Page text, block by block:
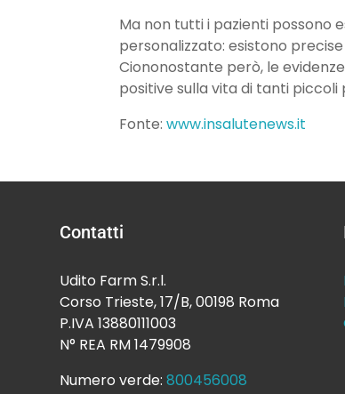
Ma non tutti i pazienti
personalizzato: esistono
Ciononostante però, le
positive sulla vita di tanti piccoli
Fonte:www.insalutenews.it
Contatti
Udito Farm S.r.l.
Corso Trieste, 17/B, 00198 Roma
P.IVA 13880111003
N° REA RM 1479908
Numero verde:800456008